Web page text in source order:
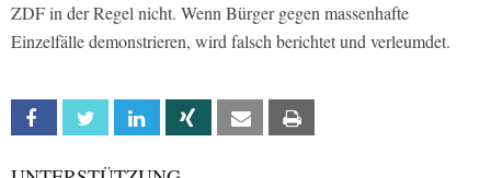
ZDF in der Regel nicht. Wenn Bürger gegen massenhafte
Einzelfälle demonstrieren, wird falsch berichtet und verleumdet.
Facebook Twitter Linkedin Xing Email